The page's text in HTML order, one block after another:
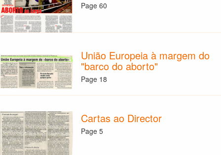
Page 60
União Europeia à margem do
"barco do aborto"
Page 18
Cartas ao Director
Page 5